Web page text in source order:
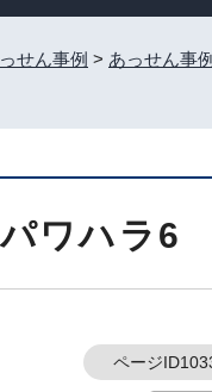
せん事例 > あっせん事
ワハラ6
ページ